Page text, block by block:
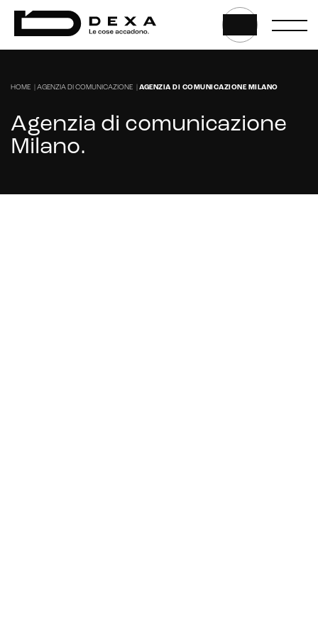
HOME AGENZIA DI COMUNICAZIONE AGENZIA DI COMUNICAZIONE MILANO
Agenzia di comunicazione
Milano.